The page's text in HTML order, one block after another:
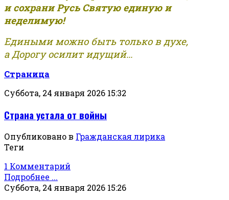
и сохрани Русь Святую единую и
неделимую!
Едиными можно быть только в духе,
а Дорогу осилит идущий...
Страница
Суббота, 24 января 2026 15:32
Страна устала от войны
Опубликовано в Гражданская лирика
Теги
1 Комментарий
Подробнее ...
Суббота, 24 января 2026 15:26